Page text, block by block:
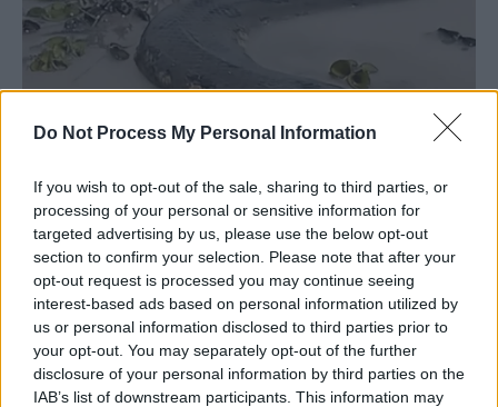
Do Not Process My Personal Information
If you wish to opt-out of the sale, sharing to third parties, or
processing of your personal or sensitive information for
targeted advertising by us, please use the below opt-out
section to confirm your selection. Please note that after your
opt-out request is processed you may continue seeing
interest-based ads based on personal information utilized by
us or personal information disclosed to third parties prior to
your opt-out. You may separately opt-out of the further
disclosure of your personal information by third parties on the
IAB’s list of downstream participants. This information may